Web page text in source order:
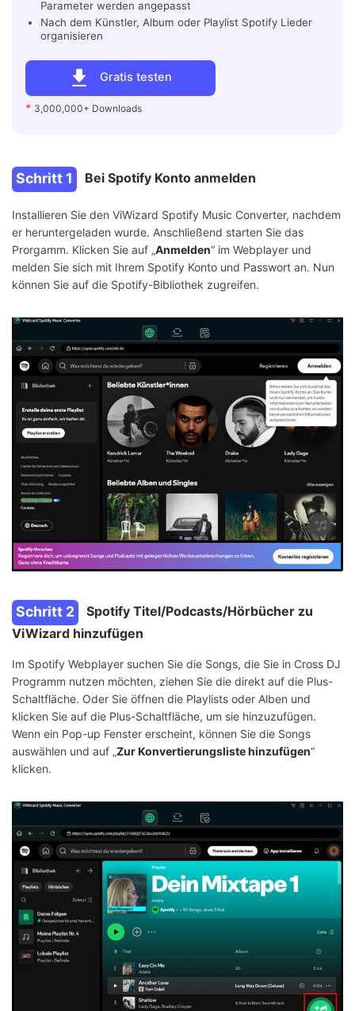
Gratis testen
* 3,000,000+ Downloads
Parameter werden angepasst
Nach dem Künstler, Album oder Playlist Spotify Lieder
organisieren
Schritt 1 Bei Spotify Konto anmelden
Installieren Sie den ViWizard Spotify Music Converter, nachdem
er heruntergeladen wurde. Anschließend starten Sie das
Prorgamm. Klicken Sie auf „Anmelden“ im Webplayer und
melden Sie sich mit Ihrem Spotify Konto und Passwort an. Nun
können Sie auf die Spotify-Bibliothek zugreifen.
Schritt 2
Spotify Titel/Podcasts/Hörbücher zu
ViWizard hinzufügen
Im Spotify Webplayer suchen Sie die Songs, die Sie in Cross DJ
Programm nutzen möchten, ziehen Sie die direkt auf die Plus-
Schaltfläche. Oder Sie öffnen die Playlists oder Alben und
klicken Sie auf die Plus-Schaltfläche, um sie hinzuzufügen.
Wenn ein Pop-up Fenster erscheint, können Sie die Songs
auswählen und auf „Zur Konvertierungsliste hinzufügen“
klicken.